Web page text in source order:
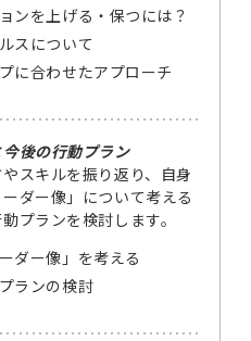
ンを上げる・保つには？
スについて
に合わせたアプローチ
後の行動プラン
スキルを振り返り、自身
ダー像」について考える
プランを検討します。
ダー像」を考える
ランの検討